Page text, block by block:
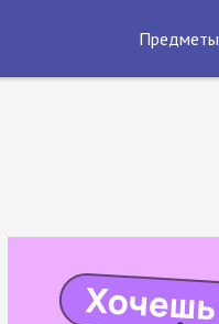
Предметы